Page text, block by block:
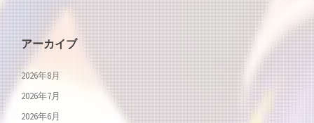
アーカイブ
2026年8月
2026年7月
2026年6月